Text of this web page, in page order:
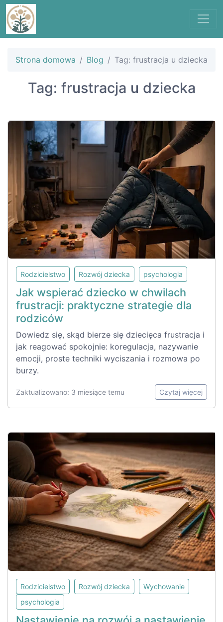
Strona domowa Blog Tag: frustracja u dziecka
Tag: frustracja u dziecka
Rodzicielstwo Rozwój dziecka psychologia
Jak wspierać dziecko w chwilach
frustracji: praktyczne strategie dla
rodziców
Dowiedz się, skąd bierze się dziecięca frustracja i
jak reagować spokojnie: koregulacja, nazywanie
emocji, proste techniki wyciszania i rozmowa po
burzy.
Zaktualizowano: 3 miesiące temu Czytaj więcej
Rodzicielstwo Rozwój dziecka
Wychowanie
psychologia